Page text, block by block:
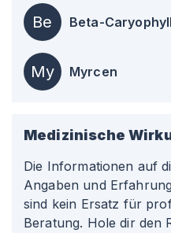
Be Beta-
My Myrcen
Medizinische
Die Informationen auf
Angaben und
sind kein Ersatz für
Beratung. Hole dir den